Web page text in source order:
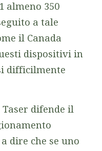
almeno 350
a tale
il Canada
dispositivi in
difficilmente
difende il
dire che se uno